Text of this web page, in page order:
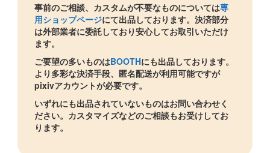
事前のご相談、カスタムが不要なものについては専
用ショップページにて出品しております。決済部分
は外部業者に委託しており安心してお取引いただけ
ます。
ご要望の多いものはBOOTHにも出品しております。
より多彩な決済手段、匿名配送が利用可能ですが
pixivアカウントが必要です。
いずれにも出品されていないものはお問い合わせく
ださい。カスタマイズなどのご相談もお受けしてお
ります。